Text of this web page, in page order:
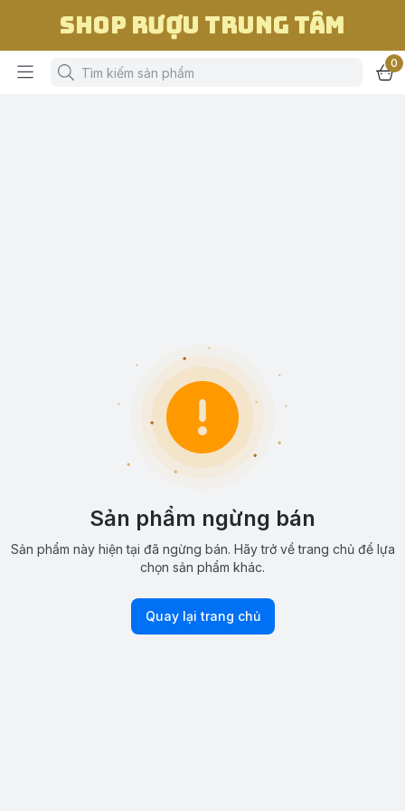
Shop Rượu Trung Tâm
0
Sản phẩm ngừng bán
Sản phẩm này hiện tại đã ngừng bán. Hãy trở về trang chủ để lựa
chọn sản phẩm khác.
Quay lại trang chủ